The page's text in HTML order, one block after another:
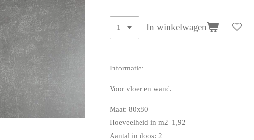
In winkelwagen
Informatie:
Voor vloer en wand.
Maat: 80x80
Hoeveelheid in m2: 1,92
Aantal in doos: 2